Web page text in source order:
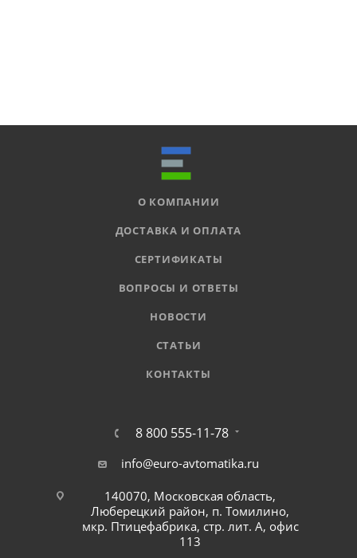
О КОМПАНИИ
ДОСТАВКА И ОПЛАТА
СЕРТИФИКАТЫ
ВОПРОСЫ И ОТВЕТЫ
НОВОСТИ
СТАТЬИ
КОНТАКТЫ
8 800 555-11-78
info@euro-avtomatika.ru
140070, Московская область,
Люберецкий район, п. Томилино,
мкр. Птицефабрика, стр. лит. А, офис
113